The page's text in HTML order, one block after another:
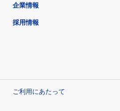
企業情報
採用情報
ご利用にあたって